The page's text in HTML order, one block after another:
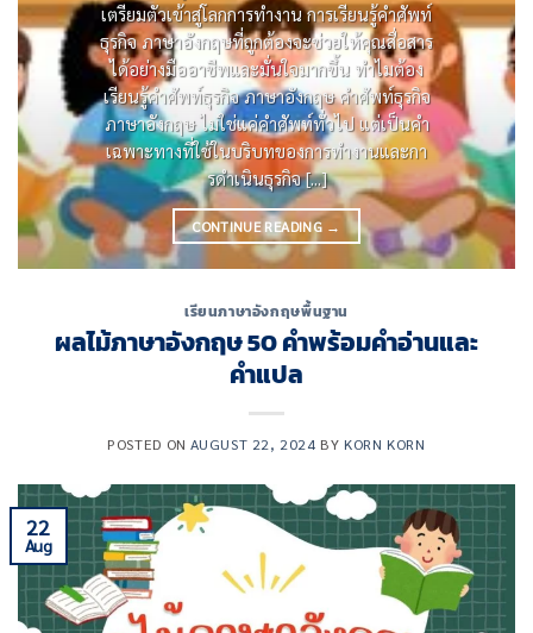
เตรียมตัวเข้าสู่โลกการทํางาน การเรียนรู้คําศัพท์
ธุรกิจ ภาษาอังกฤษที่ถูกต้องจะช่วยให้คุณสื่อสาร
ได้อย่างมืออาชีพและมั่นใจมากขึ้น ทําไมต้อง
เรียนรู้คําศัพท์ธุรกิจ ภาษาอังกฤษ คําศัพท์ธุรกิจ
ภาษาอังกฤษ ไม่ใช่แค่คําศัพท์ทั่วไป แต่เป็นคํา
เฉพาะทางที่ใช้ในบริบทของการทํางานและกา
รดําเนินธุรกิจ [...]
CONTINUE READING →
เรียนภาษาอังกฤษพื้นฐาน
ผลไม้ภาษาอังกฤษ 50 คำพร้อมคำอ่านและ
คำแปล
POSTED ONAUGUST 22, 2024 BY KORN KORN
22
Aug